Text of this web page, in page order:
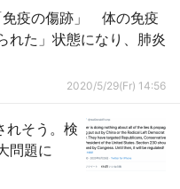
免疫の傷跡」 体の免疫
れた」状態になり、肺炎
2020/5/29(Fr) 14:56
れそう。検
問題に